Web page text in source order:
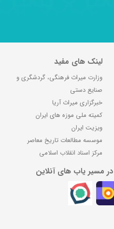
لینک های مفید
وزارت میراث فرهنگی، گردشگری و
صنایع دستی
خبرگزاری میراث آریا
کمیته ملی موزه های ایران
ویزیت ایران
موسسه مطالعات تاریخ معاصر
مرکز اسناد انقلاب اسلامی
مسیر یاب های آنلاین